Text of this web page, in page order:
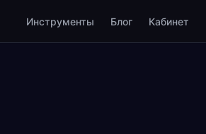
Инструменты Блог Кабинет